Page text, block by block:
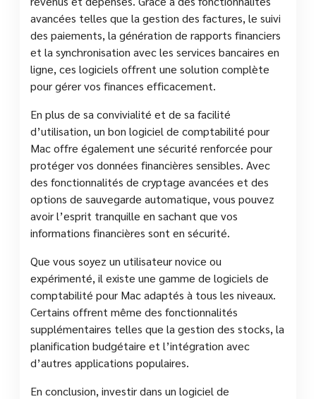
avancées telles que la gestion des factures, le suivi
des paiements, la génération de rapports financiers
et la synchronisation avec les services bancaires en
ligne, ces logiciels offrent une solution complète
pour gérer vos finances efficacement.
En plus de sa convivialité et de sa facilité
d’utilisation, un bon logiciel de comptabilité pour
Mac offre également une sécurité renforcée pour
protéger vos données financières sensibles. Avec
des fonctionnalités de cryptage avancées et des
options de sauvegarde automatique, vous pouvez
avoir l’esprit tranquille en sachant que vos
informations financières sont en sécurité.
Que vous soyez un utilisateur novice ou
expérimenté, il existe une gamme de logiciels de
comptabilité pour Mac adaptés à tous les niveaux.
Certains offrent même des fonctionnalités
supplémentaires telles que la gestion des stocks, la
planification budgétaire et l’intégration avec
d’autres applications populaires.
En conclusion, investir dans un logiciel de